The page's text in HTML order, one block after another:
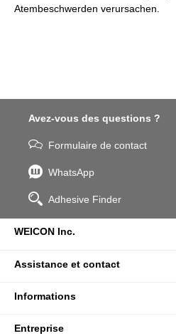
Atembeschwerden verursachen.
Avez-vous des questions ?
Formulaire de contact
WhatsApp
Adhesive Finder
WEICON Inc.
Assistance et contact
Informations
Entreprise